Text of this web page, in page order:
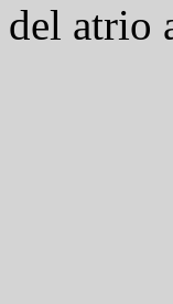
del atrio